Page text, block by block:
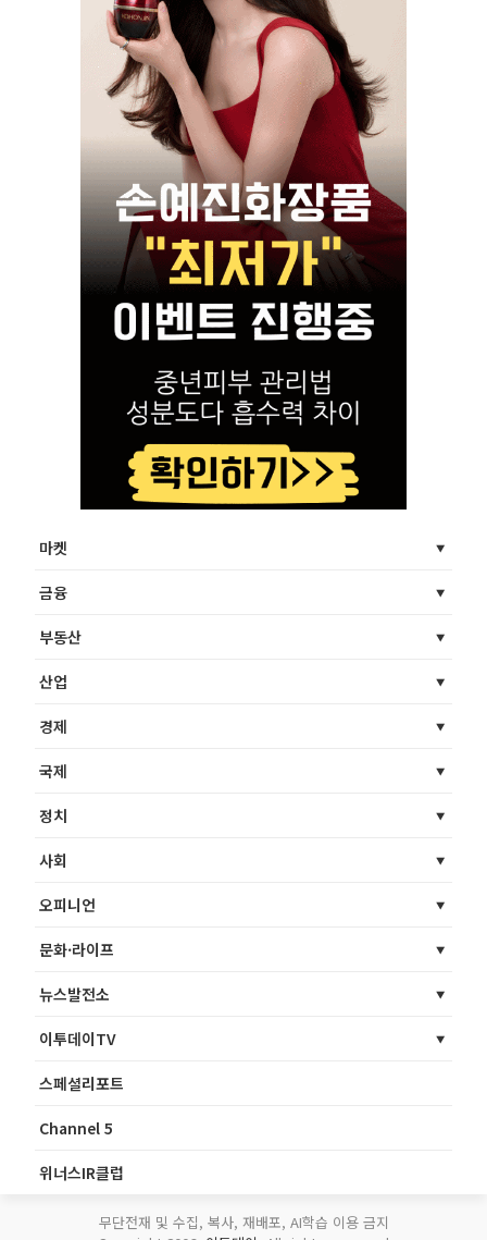
마켓
금융
부동산
산업
경제
국제
정치
사회
오피니언
문화·라이프
뉴스발전소
이투데이TV
스페셜리포트
Channel 5
위너스IR클럽
무단전재 및 수집, 복사, 재배포, AI학습 이용 금지